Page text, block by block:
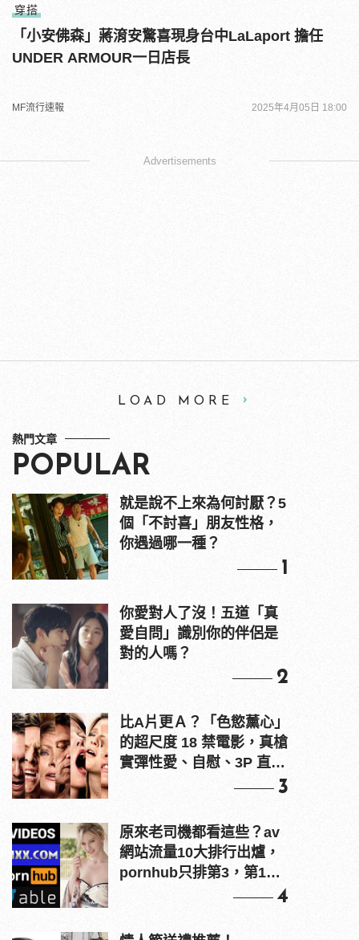
穿搭
「小安佛森」蔣淯安驚喜現身台中LaLaport 擔任
UNDER ARMOUR一日店長
MF流行速報 2025年4月05日 18:00
Advertisements
LOAD MORE
熱門文章
POPULAR
就是說不上來為何討厭？5
個「不討喜」朋友性格，
你遇過哪一種？
1
你愛對人了沒！五道「真
愛自問」識別你的伴侶是
對的人嗎？
2
比A片更Ａ？「色慾薰心」
的超尺度 18 禁電影，真槍
實彈性愛、自慰、3P 直接
3
原來老司機都看這些？av
網站流量10大排行出爐，
pornhub只排第3，第1名
4